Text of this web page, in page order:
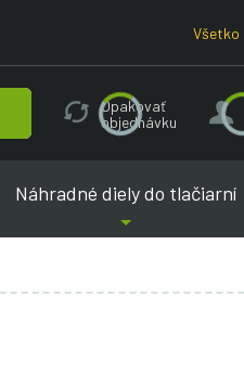
Všetko
Opakovať
objednávku
Náhradné diely do tlačiarní